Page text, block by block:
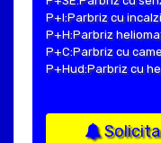
P+I:Parbriz cu
P+H:Parbriz
P+C:Parbriz cu
P+Hud:Parbriz cu
Solicita